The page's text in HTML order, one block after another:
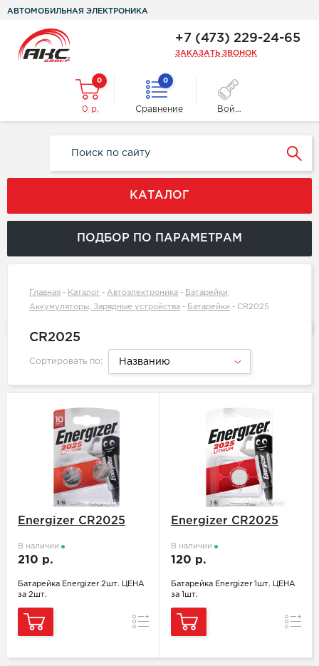
АВТОМОБИЛЬНАЯ ЭЛЕКТРОНИКА
+7 (473) 229-24-65
ЗАКАЗАТЬ ЗВОНОК
0
0 р.
0
Сравнение Войти
КАТАЛОГ
ПОДБОР ПО ПАРАМЕТРАМ
Главная - Каталог - Автоэлектроника - Батарейки,
Аккумуляторы, Зарядные устройства - Батарейки - CR2025
CR2025
Сортировать по: Названию
Energizer CR2025
В наличии
210 р.
Батарейка Energizer 2шт. ЦЕНА
за 2шт.
Сравнение
Energizer CR2025
В наличии
120 р.
Батарейка Energizer 1шт. ЦЕНА
за 1шт.